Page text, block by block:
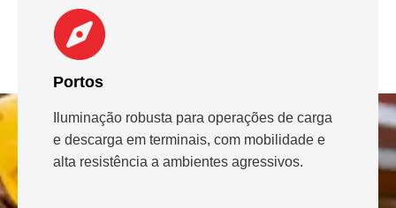
Portos
Iluminação robusta para operações de carga
e descarga em terminais, com mobilidade e
alta resistência a ambientes agressivos.